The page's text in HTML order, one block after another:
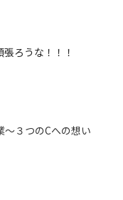
ろうな！！！
３つのCへの想い